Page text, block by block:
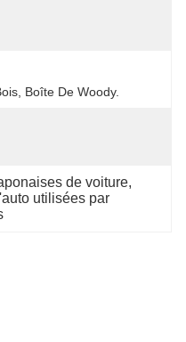
Boîte De Woody.
de voiture,
utilisées par